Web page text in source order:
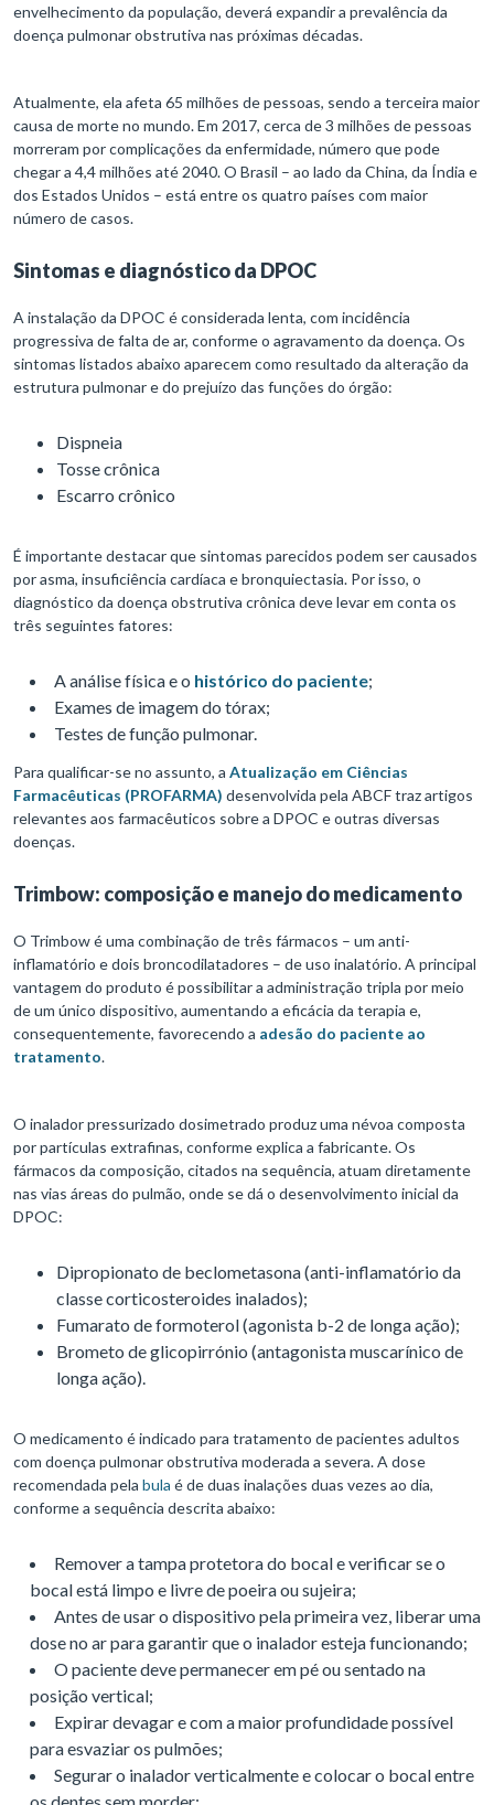
envelhecimento da população, deverá expandir a prevalência da
doença pulmonar obstrutiva nas próximas décadas.
Atualmente, ela afeta 65 milhões de pessoas, sendo a terceira maior
causa de morte no mundo. Em 2017, cerca de 3 milhões de pessoas
morreram por complicações da enfermidade, número que pode
chegar a 4,4 milhões até 2040. O Brasil – ao lado da China, da Índia e
dos Estados Unidos – está entre os quatro países com maior
número de casos.
Sintomas e diagnóstico da DPOC
A instalação da DPOC é considerada lenta, com incidência
progressiva de falta de ar, conforme o agravamento da doença. Os
sintomas listados abaixo aparecem como resultado da alteração da
estrutura pulmonar e do prejuízo das funções do órgão:
Dispneia
Tosse crônica
Escarro crônico
É importante destacar que sintomas parecidos podem ser causados
por asma, insuficiência cardíaca e bronquiectasia. Por isso, o
diagnóstico da doença obstrutiva crônica deve levar em conta os
três seguintes fatores:
A análise física e o histórico do paciente;
Exames de imagem do tórax;
Testes de função pulmonar.
Para qualificar-se no assunto, a Atualização em Ciências
Farmacêuticas (PROFARMA) desenvolvida pela ABCF traz artigos
relevantes aos farmacêuticos sobre a DPOC e outras diversas
doenças.
Trimbow: composição e manejo do medicamento
O Trimbow é uma combinação de três fármacos – um anti-
inflamatório e dois broncodilatadores – de uso inalatório. A principal
vantagem do produto é possibilitar a administração tripla por meio
de um único dispositivo, aumentando a eficácia da terapia e,
consequentemente, favorecendo a adesão do paciente ao
tratamento.
O inalador pressurizado dosimetrado produz uma névoa composta
por partículas extrafinas, conforme explica a fabricante. Os
fármacos da composição, citados na sequência, atuam diretamente
nas vias áreas do pulmão, onde se dá o desenvolvimento inicial da
DPOC:
Dipropionato de beclometasona (anti-inflamatório da
classe corticosteroides inalados);
Fumarato de formoterol (agonista b-2 de longa ação);
Brometo de glicopirrónio (antagonista muscarínico de
longa ação).
O medicamento é indicado para tratamento de pacientes adultos
com doença pulmonar obstrutiva moderada a severa. A dose
recomendada pela bula é de duas inalações duas vezes ao dia,
conforme a sequência descrita abaixo:
Remover a tampa protetora do bocal e verificar se o
bocal está limpo e livre de poeira ou sujeira;
Antes de usar o dispositivo pela primeira vez, liberar uma
dose no ar para garantir que o inalador esteja funcionando;
O paciente deve permanecer em pé ou sentado na
posição vertical;
Expirar devagar e com a maior profundidade possível
para esvaziar os pulmões;
Segurar o inalador verticalmente e colocar o bocal entre